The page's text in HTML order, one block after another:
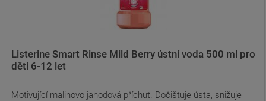
Listerine Smart Rinse Mild Berry ústní voda 500 ml pro
děti 6-12 let
Motivující malinovo jahodová příchuť. Dočištuje ústa, snižuje